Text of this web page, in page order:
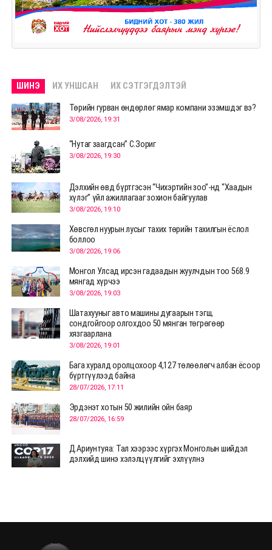
ШИНЭ ИХ УНШСАН ИХ СЭТГЭГДЭЛТЭЙ
Төрийн гурван өндөрлөг ямар компани эзэмшдэг вэ?
3/08/2026, 19:31
“Нутаг заагдсан” С.Зориг
3/08/2026, 19:30
Дэлхийн өвд бүртгэсэн “Чихэртийн зоо”-нд “Хаадын
хүлэг” үйл ажиллагааг зохион байгуулав
3/08/2026, 19:10
Хөвсгөл нуурын лусыг тахих төрийн тахилгын ёслол
боллоо
3/08/2026, 19:06
Монгол Улсад ирсэн гадаадын жуулчдын тоо 568.9
мянгад хүрчээ
3/08/2026, 19:03
Шатахууныг авто машины дугаарын тэгш,
сондгойгоор олгохдоо 50 мянган төгрөгөөр
хязгаарлана
3/08/2026, 19:01
Бага хуралд оролцохоор 4,127 төлөөлөгч албан ёсоор
бүртгүүлээд байна
28/07/2026, 17:11
Эрдэнэт хотын 50 жилийн ойн баяр
28/07/2026, 16:59
Д.Ариунтуяа: Тал хээрээс хүргэх Монголын шийдэл
дэлхийд шинэ хэлэлцүүлгийг эхлүүлнэ